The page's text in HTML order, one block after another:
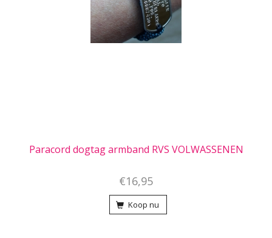
Paracord dogtag armband RVS VOLWASSENEN
€16,95
Koop nu